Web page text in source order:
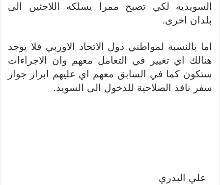
السويدية لكي تصبح ممرا يسلكه اللاجئين الى
بلدان اخرى.
اما بالنسبة لمواطني دول الاتحاد الاوربي فلا يوجد
هنالك اي تغيير في التعامل معهم وان الاجراءات
ستكون كما في السابق معهم اي عليهم ابراز جواز
سفر نافذ الصلاحية للدخول الى السويد.
علي البدري